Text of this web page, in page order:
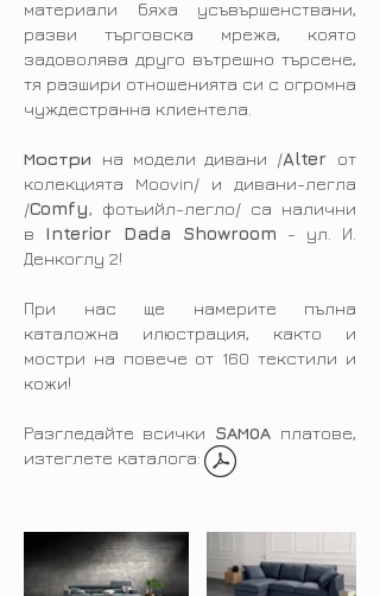
материали бяха усъвършенствани,
разви търговска мрежа, която
задоволява друго вътрешно търсене,
тя разшири отношенията си с огромна
чуждестранна клиентела.
Мостри на модели дивани /Alter от
колекцията Moovin/ и дивани-легла
/Comfy, фотьийл-легло/ са налични
в Interior Dada Showroom - ул. И.
Денкоглу 2!
При нас ще намерите пълна
каталожна илюстрация, както и
мостри на повече от 160 текстили и
кожи!
Разгледайте всички SАМОА платове,
изтеглете каталога: